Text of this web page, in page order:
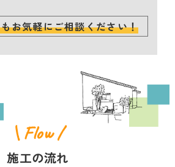
お気軽にご相談ください！
\ Flow /
施工の流れ